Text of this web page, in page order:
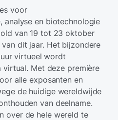
voor
analyse en biotechnologie
van 19 tot 23 oktober
dit jaar. Het bijzondere
virtueel wordt
virtual. Met deze première
alle exposanten en
de huidige wereldwijde
van deelname.
over de hele wereld te